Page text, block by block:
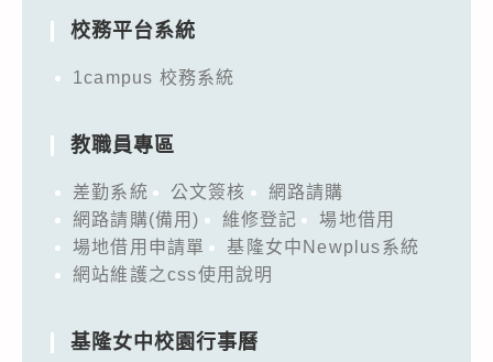
校務平台系統
1campus 校務系統
教職員專區
差勤系統 公文簽核
網路請購
網路請購(備用)
維修登記
場地借用
場地借用申請單
基隆女中Newplus系統
網站維護之css使用說明
基隆女中校園行事曆